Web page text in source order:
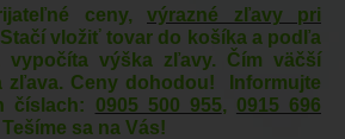
ceny, výrazné zľavy pri
vložiť tovar do košíka a podľa
výška zľavy. Čím väčší
zľava. Ceny dohodou! Informujte
číslach: 0905 500 955, 0915 696
Tešíme sa na Vás!